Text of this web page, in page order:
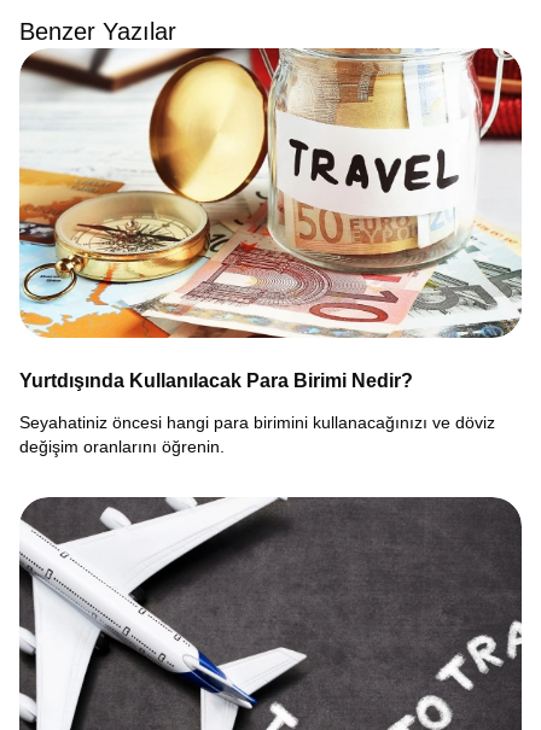
Benzer Yazılar
Yurtdışında Kullanılacak Para Birimi Nedir?
Seyahatiniz öncesi hangi para birimini kullanacağınızı ve döviz
değişim oranlarını öğrenin.